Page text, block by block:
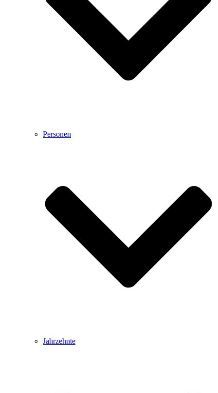
Personen
Jahrzehnte